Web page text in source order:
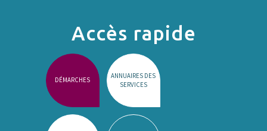
Accès rapide
DÉMARCHES
ANNUAIRES DES
SERVICES